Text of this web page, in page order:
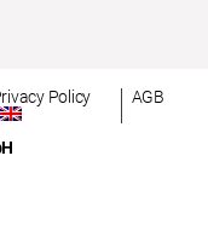
Policy AGB